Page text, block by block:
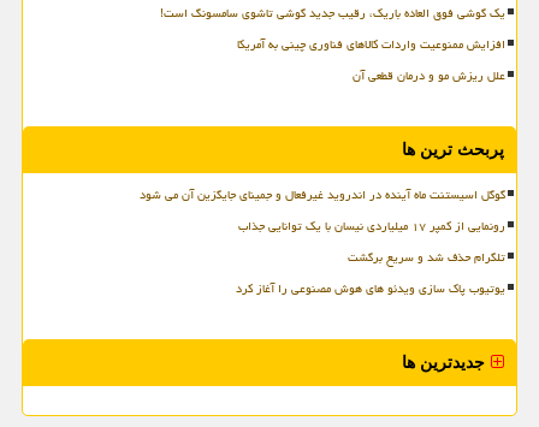
یک گوشی فوق العاده باریک، رقیب جدید گوشی تاشوی سامسونگ است!
افزایش ممنوعیت واردات کالاهای فناوری چینی به آمریکا
علل ریزش مو و درمان قطعی آن
پربحث ترین ها
گوگل اسیستنت ماه آینده در اندروید غیرفعال و جمینای جایگزین آن می شود
رونمایی از کمپر ۱۷ میلیاردی نیسان با یک توانایی جذاب
تلگرام حذف شد و سریع برگشت
یوتیوب پاک سازی ویدئو های هوش مصنوعی را آغاز کرد
جدیدترین ها